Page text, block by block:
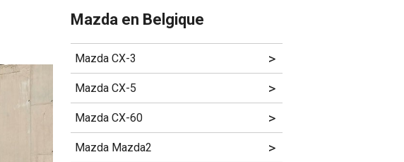
Mazda en Belgique
Mazda CX-3 >
Mazda CX-5 >
Mazda CX-60 >
Mazda Mazda2 >